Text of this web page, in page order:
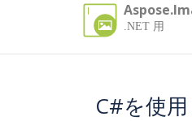
.NET 用
C#を使